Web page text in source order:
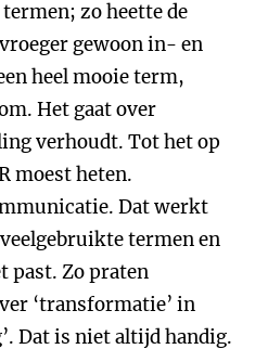
zo heette de
gewoon in- en
heel mooie term,
Het gaat over
verhoudt. Tot het op
moest heten.
Dat werkt
termen en
past. Zo praten
‘transformatie’ in
Dat is niet altijd handig.